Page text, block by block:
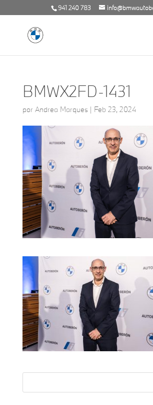
941 240 783
BMWX2FD-1431
por Andrea Marques | Feb 23, 2024